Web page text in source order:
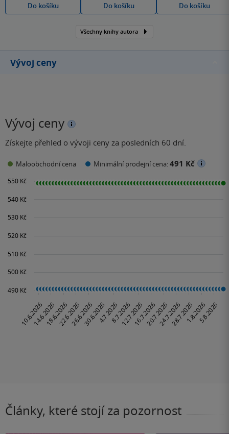
Do košíku
Do košíku
Do košíku
Všechny knihy autora
Vývoj ceny
Vývoj ceny
Získejte přehled o vývoji ceny za posledních 60 dní.
Maloobchodní cena Minimální prodejní cena:491 Kč
Články, které stojí za pozornost